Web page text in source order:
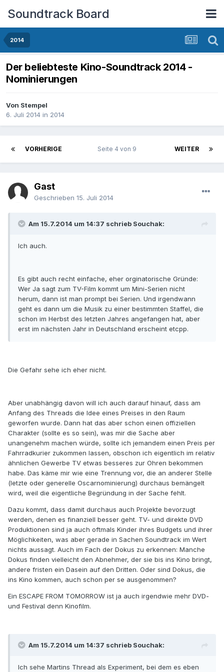
Soundtrack Board
2014
Der beliebteste Kino-Soundtrack 2014 -
Nominierungen
Von Stempel
6. Juli 2014 in 2014
VORHERIGE WEITER
Seite 4 von 9
Gast
Geschrieben 15. Juli 2014
Am 15.7.2014 um 14:37 schrieb Souchak:
Ich auch.
Es gibt auch recht einfache, eher orginatorische Gründe:
Wer Ja sagt zum TV-Film kommt um Mini-Serien nicht
herum, dann ist man prompt bei Serien. Und irgendwann
geht es dann um die Musik zu einer bestimmten Staffel, die
schon im Herbst des letzten Jahres angefangen hat, aber
erst im nächsten Jahr in Deutschland erscheint etcpp.
Die Gefahr sehe ich eher nicht.
Aber unabhängig davon will ich auch darauf hinauf, dass am
Anfang des Threads die Idee eines Preises in den Raum
geworfen wurde. Dann hat das aber schon einen offiziellen
Charakter (sollte es so sein), was mir die Sache aber
unangenehm machen würde, sollte ich jemandem einen Preis per
Fahrradkurier zukommen lassen, obschon ich eigentlich im relativ
ähnlichen Gewerbe TV etwas besseres zur Ohren bekommen
habe. Das käme mir wie eine Trennung vor, die an anderer Stelle
(letzte oder generelle Oscarnominierung) durchaus bemängelt
wird, weil die eigentliche Begründung in der Sache fehlt.
Dazu kommt, dass damit durchaus auch Projekte bevorzugt
werden, denen es finanziell besser geht. TV- und direkte DVD
Produktionen sind ja auch oftmals Kinder ihres Budgets und ihrer
Möglichkeiten, was aber gerade in Sachen Soundtrack im Wert
nichts aussagt. Auch im Fach der Dokus zu erkennen: Manche
Dokus finden vielleicht den Abnehmer, der sie bis ins Kino bringt,
andere fristen ein Dasein auf den Dritten. Oder sind Dokus, die
ins Kino kommen, auch schon per se ausgenommen?
Ein ESCAPE FROM TOMORROW ist ja auch irgendwie mehr DVD-
und Festival denn Kinofilm.
Am 15.7.2014 um 14:37 schrieb Souchak:
Ich sehe Martins Thread als Experiment, bei dem es eben